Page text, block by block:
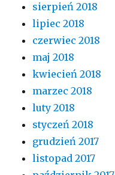
sierpień 2018
lipiec 2018
czerwiec 2018
maj 2018
kwiecień 2018
marzec 2018
luty 2018
styczeń 2018
grudzień 2017
listopad 2017